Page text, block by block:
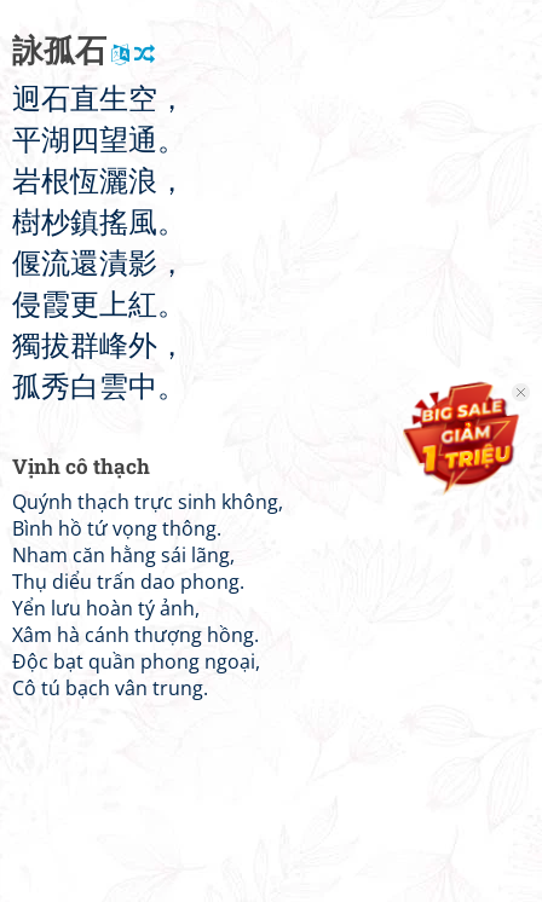
詠孤石
迥石直生空 ，
平湖 四望通。
岩根恆灑浪 ，
樹杪鎮搖風。
偃流還漬影 ，
侵霞更 上紅。
獨拔群峰外 ，
孤秀白雲中。
Vịnh cô thạch
Quýnh thạch trực sinh không,
Bình hồ tứ vọng thông.
Nham căn hằng sái lãng,
Thụ diểu trấn dao phong.
Yển lưu hoàn tý ảnh,
Xâm hà cánh thượng hồng.
Độc bạt quần phong ngoại,
Cô tú bạch vân trung.